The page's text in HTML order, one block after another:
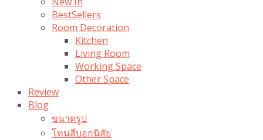
BestSellers
Room Decoration
Kitchen
Living Room
Working Space
Other Space
Review
Blog
ขนาดรูป
โทนสีบอกนิสัย